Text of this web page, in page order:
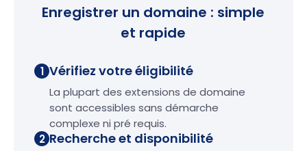
Enregistrer un domaine : simple
et rapide
1 Vérifiez votre éligibilité
La plupart des extensions de domaine
sont accessibles sans démarche
complexe ni pré requis.
2 Recherche et disponibilité